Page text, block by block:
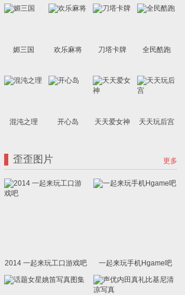
媚三国 欢乐麻将 刀塔卡牌 全民酷跑
混沌之理 开心岛 天天爱女神 天天玩后宫
更多
歪歪图片
2014 一起来玩工口游戏吧 一起来玩手机Hgame吧